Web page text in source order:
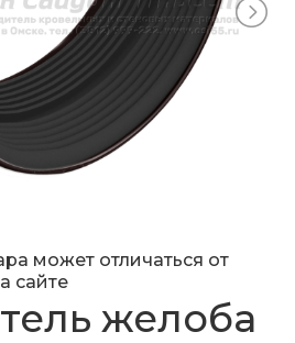
может отличаться от
сайте
желоба